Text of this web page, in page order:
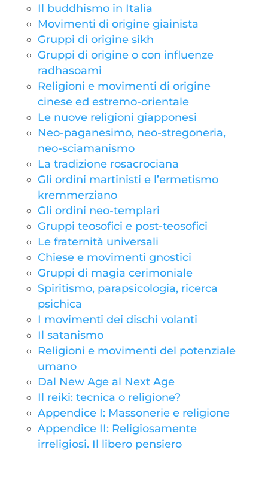
Il buddhismo in Italia
Movimenti di origine giainista
Gruppi di origine sikh
Gruppi di origine o con influenze
radhasoami
Religioni e movimenti di origine
cinese ed estremo-orientale
Le nuove religioni giapponesi
Neo-paganesimo, neo-stregoneria,
neo-sciamanismo
La tradizione rosacrociana
Gli ordini martinisti e l’ermetismo
kremmerziano
Gli ordini neo-templari
Gruppi teosofici e post-teosofici
Le fraternità universali
Chiese e movimenti gnostici
Gruppi di magia cerimoniale
Spiritismo, parapsicologia, ricerca
psichica
I movimenti dei dischi volanti
Il satanismo
Religioni e movimenti del potenziale
umano
Dal New Age al Next Age
Il reiki: tecnica o religione?
Appendice I: Massonerie e religione
Appendice II: Religiosamente
irreligiosi. Il libero pensiero